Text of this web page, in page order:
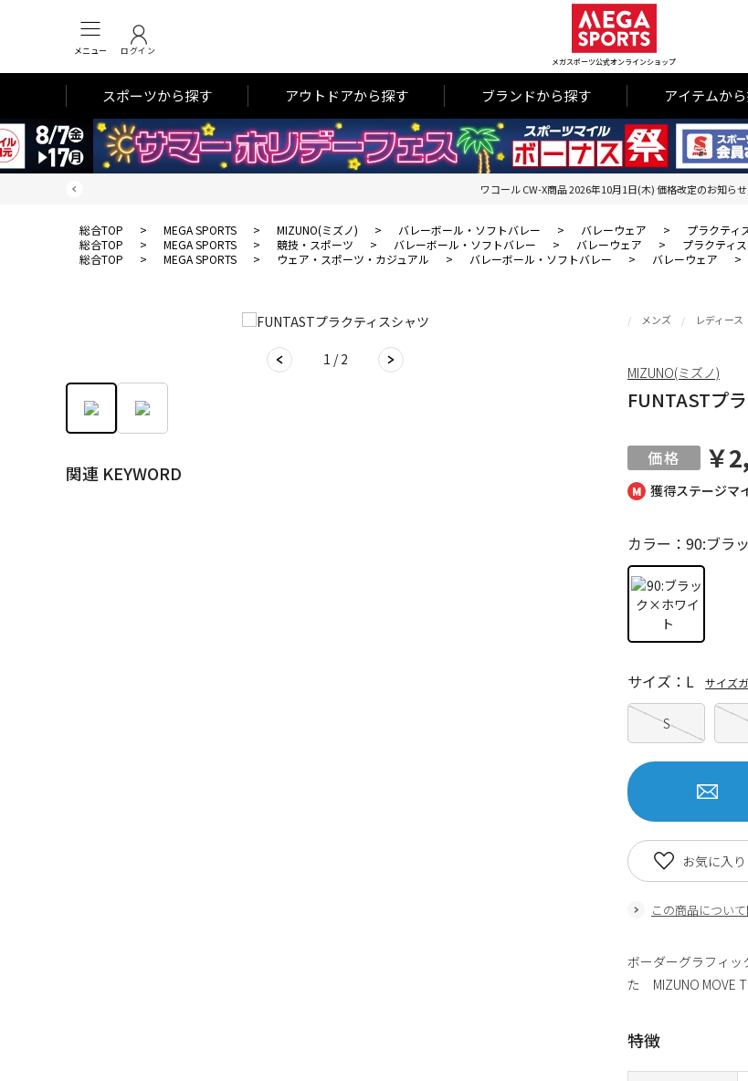
メニュー ログイン
メガスポーツ公式オンラインショップ
スポーツから探す アウトドアから探す ブランドから探す アイテムか
ワコール CW-X商品 2026年10月1日(木) 価格改定のお知らせ
総合TOP > MEGA SPORTS > MIZUNO(ミズノ) > バレーボール・ソフトバレー > バレーウェア > プラクティ
総合TOP
> MEGA SPORTS > 競技・スポーツ > バレーボール・ソフトバレー > バレーウェア > プラクティ
総合TOP
> MEGA SPORTS > ウェア・スポーツ・カジュアル > バレーボール・ソフトバレー > バレーウェア >
1 / 2
関連 KEYWORD
獲得ステージマ
メンズ レディース
FUNTASTプ
￥
カラー：90:ブラ
S
サイズ：L サイズ
この商品につい
お気に入
MIZUNO(ミズノ)
ボーダーグラフィ
た MIZUNO MOVE
特徴